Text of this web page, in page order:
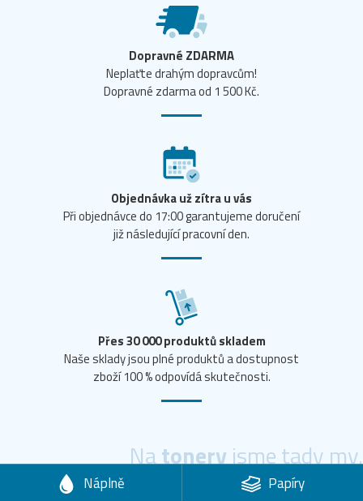
Dopravné ZDARMA
Neplaťte drahým dopravcům!
Dopravné zdarma od 1 500 Kč.
Objednávka už zítra u vás
Při objednávce do 17:00 garantujeme doručení
již následující pracovní den.
Přes 30 000 produktů skladem
Naše sklady jsou plné produktů a dostupnost
zboží 100 % odpovídá skutečnosti.
Natoneryjsme tady my.
Náplně
Papíry